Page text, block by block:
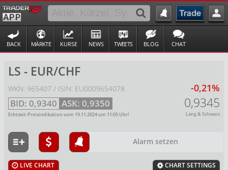
BACK MÄRKTE KURSE NEWS TWEETS BLOG CHAT
LS - EUR/CHF
WKN: 965407 / ISIN: EU0009654078
BID: 0,9340 ASK: 0,9350
Echtzeit-Preisindikation vom 19.11.2024um 11:05 Uhr!
-0,21%
0,9345
Lang & Schwarz
Alarm setzen
LIVE CHART CHART SETTINGS